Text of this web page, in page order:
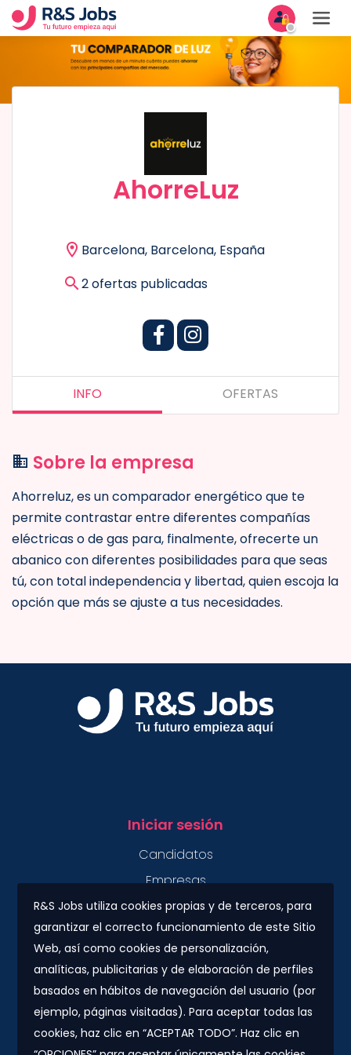
R&S Jobs utiliza cookies propias y de terceros, para
garantizar el correcto funcionamiento de este Sitio
Web, así como cookies de personalización,
analíticas, publicitarias y de elaboración de perfiles
basados en hábitos de navegación del usuario (por
ejemplo, páginas visitadas). Para aceptar todas las
cookies, haz clic en “ACEPTAR TODO”. Haz clic en
AhorreLuz
Barcelona, Barcelona, España
2 ofertas publicadas
INFO OFERTAS
Sobre la empresa
Ahorreluz, es un comparador energético que te
permite contrastar entre diferentes compañías
eléctricas o de gas para, finalmente, ofrecerte un
abanico con diferentes posibilidades para que seas
tú, con total independencia y libertad, quien escoja la
opción que más se ajuste a tus necesidades.
Iniciar sesión
Candidatos
Empresas
Contacto
Plaza Urquinaona, 7. 5º 1ª.
08010 - Barcelona
info@rs-jobs.com
900 877 735 / 930 500 800